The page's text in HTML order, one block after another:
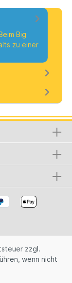
Big
zu einer
zzgl.
wenn nicht